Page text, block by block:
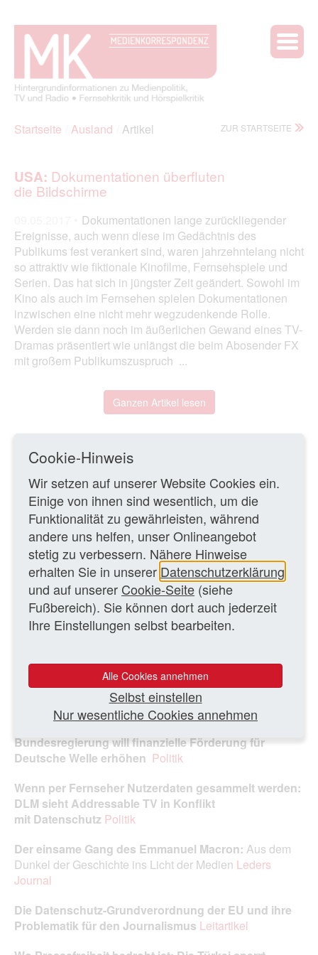
Startseite Ausland Artikel ZUR STARTSEITE
USA: Dokumentationen überfluten
die Bildschirme
Dokumentationen lange zurückliegender
Ereignisse, auch wenn diese im Gedächtnis des
Publikums fest verankert sind, waren jahrzehntelang nicht
so attraktiv wie fiktionale Kinofilme, Fernsehspiele und
Serien. Das hat sich in jüngster Zeit geändert. Sowohl im
Kino als auch im Fernsehen spielen Dokumentationen
inzwischen eine nicht mehr wegzudenkende Rolle.
Werden sie dann noch im äußerlichen Gewand eines TV-
Dramas präsentiert wie unlängst die beim Abosender FX
mit großem Publikumszuspruch ...
Ganzen Artikel lesen
ZURÜCK ZUR ÜBERSICHTSSEITE
WEITERE TEXTE
USA:Neue Maßstäbe für die FernsehwerbungAusland
USA:Leonardo DiCaprio und Ron Howard produzieren
für National GeographicAusland
Ausland
Auslandsfernsehkanäle der Deutschen Welle bald
auch im Inland zu sehen?Politik
Bundesregierung will finanzielle Förderung für
Deutsche Welle erhöhen Politik
Wenn per Fernseher Nutzerdaten gesammelt werden:
DLM sieht Addressable TV in Konflikt
mit Datenschutz Politik
Der einsame Gang des Emmanuel Macron: Aus dem
Dunkel der Geschichte ins Licht der Medien Leders
Journal
Die Datenschutz-Grundverordnung der EU und ihre
Problematik für den Journalismus Leitartikel
Cookie-Hinweis
Wir setzen auf unserer Website Cookies ein.
Einige von ihnen sind wesentlich, um die
Funktionalität zu gewährleisten, während
andere uns helfen, unser Onlineangebot
stetig zu verbessern. Nähere Hinweise
erhalten Sie in unserer Datenschutzerklärung
und auf unserer Cookie-Seite (siehe
Fußbereich). Sie können dort auch jederzeit
Ihre Einstellungen selbst bearbeiten.
Alle Cookies annehmen
Selbst einstellen
Nur wesentliche Cookies annehmen